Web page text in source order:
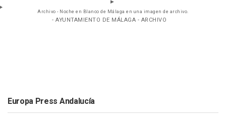
Archivo - Noche en Blanco de Málaga en una imagen de archivo.
- AYUNTAMIENTO DE MÁLAGA - ARCHIVO
Europa Press Andalucía